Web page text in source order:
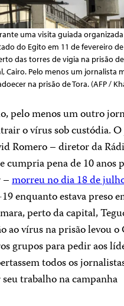
uma visita guiada
do Egito em 11 de fevereiro
das torres de vigia na prisão de
Cairo. Pelo menos um jornalista
na prisão de Tora. (AFP /
pelo menos um outro
o vírus sob custódia.
Romero – diretor da
cumpria pena de 10 anos
morreu no dia 18 de
enquanto estava preso
perto da capital,
ao vírus na prisão levou o
grupos para pedir aos
todos os
trabalho na campanha